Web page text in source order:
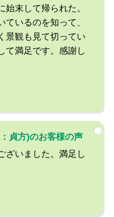
末して帰られた。
いるのを知って、
景観も見て切ってい
て満足です。感謝し
貞方)のお客様の声
ざいました。満足し